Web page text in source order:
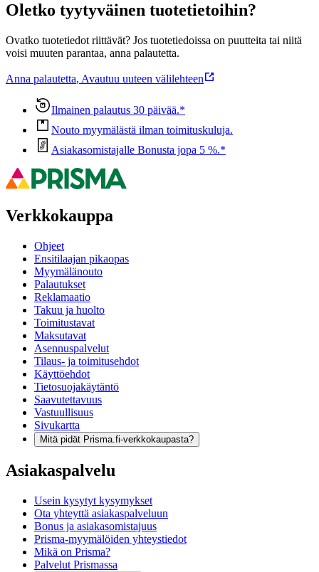
Oletko tyytyväinen tuotetietoihin?
Ovatko tuotetiedot riittävät? Jos tuotetiedoissa on puutteita tai niitä
voisi muuten parantaa, anna palautetta.
Anna palautetta, Avautuu uuteen välilehteen
Ilmainen palautus 30 päivää.*
Nouto myymälästä ilman toimituskuluja.
Asiakasomistajalle Bonusta jopa 5 %.*
Verkkokauppa
Ohjeet
Ensitilaajan pikaopas
Myymälänouto
Palautukset
Reklamaatio
Takuu ja huolto
Toimitustavat
Maksutavat
Asennuspalvelut
Tilaus- ja toimitusehdot
Käyttöehdot
Tietosuojakäytäntö
Saavutettavuus
Vastuullisuus
Sivukartta
Mitä pidät Prisma.fi-verkkokaupasta?
Asiakaspalvelu
Usein kysytyt kysymykset
Ota yhteyttä asiakaspalveluun
Bonus ja asiakasomistajuus
Prisma-myymälöiden yhteystiedot
Mikä on Prisma?
Palvelut Prismassa